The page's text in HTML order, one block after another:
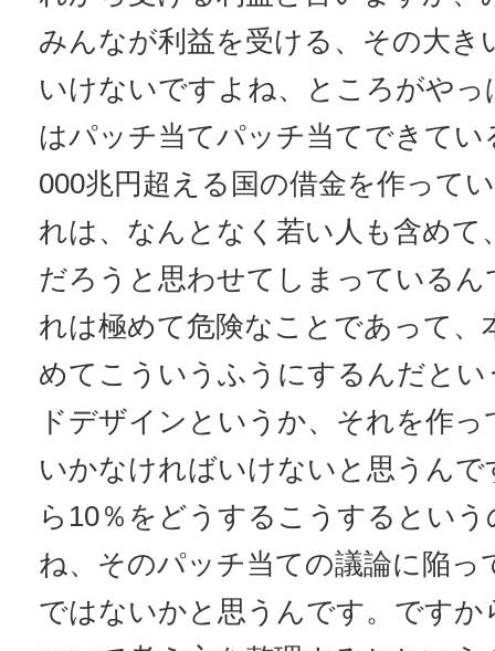
みんなが利益を受ける、その大き
いけないですよね、ところがやっ
はパッチ当てパッチ当てできて
000兆円超える国の借金を作って
れは、なんとなく若い人も含めて
だろうと思わせてしまっている
れは極めて危険なことであって、
めてこういうふうにするんだと
ドデザインというか、それを作
いかなければいけないと思うん
ら10％をどうするこうするとい
ね、そのパッチ当ての議論に陥っ
ではないかと思うんです。です